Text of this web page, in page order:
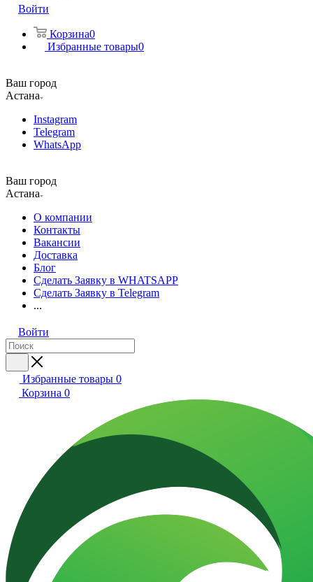
Войти
Корзина0
Избранные товары0
Ваш город
Астана
Instagram
Telegram
WhatsApp
Ваш город
Астана
О компании
Контакты
Вакансии
Доставка
Блог
Сделать Заявку в WHATSAPP
Сделать Заявку в Telegram
...
Войти
Избранные товары 0
Корзина 0